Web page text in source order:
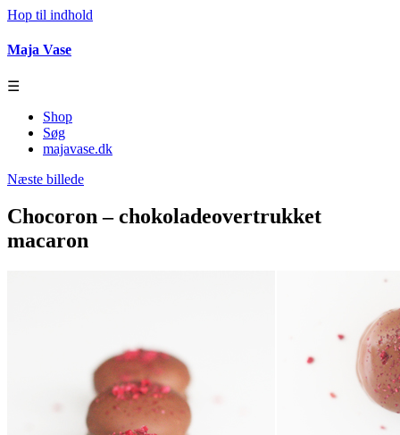
Hop til indhold
Maja Vase
☰
Shop
Søg
majavase.dk
Næste billede
Chocoron – chokoladeovertrukket
macaron